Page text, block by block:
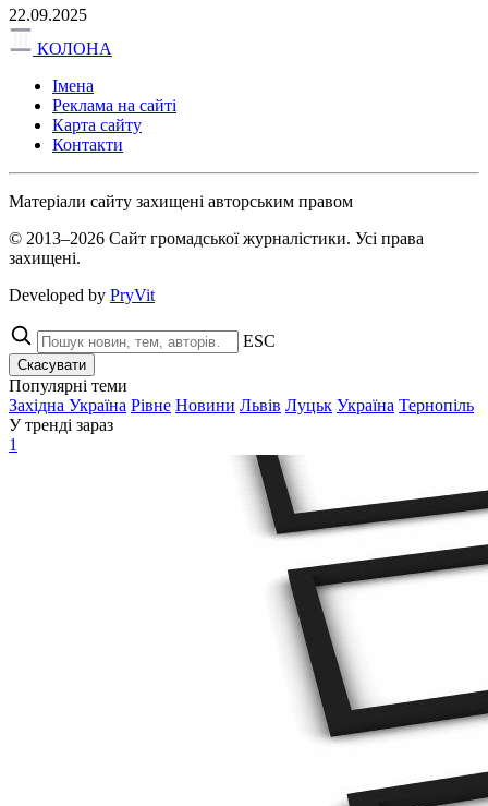
22.09.2025
КОЛОНА
Імена
Реклама на сайті
Карта сайту
Контакти
Матеріали сайту захищені авторським правом
© 2013–2026 Сайт громадської журналістики. Усі права
захищені.
Developed by PryVit
ESC
Скасувати
Популярні теми
Західна Україна Рівне Новини Львів Луцьк Україна Тернопіль
У тренді зараз
1